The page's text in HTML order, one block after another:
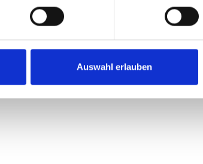
Auswahl erlauben
über unsere